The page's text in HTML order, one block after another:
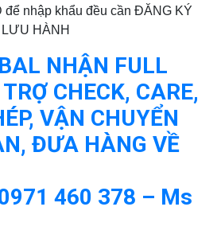
để nhập khẩu đều cần ĐĂNG KÝ
HÀNH
NHẬN FULL
CHECK, CARE,
VẬN CHUYỂN
ĐƯA HÀNG VỀ
460 378 – Ms